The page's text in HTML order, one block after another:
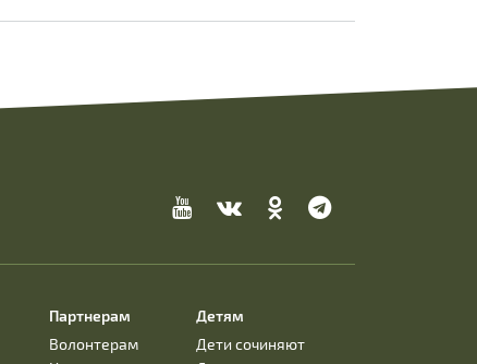
Партнерам
Волонтерам
Детям
Дети сочиняют